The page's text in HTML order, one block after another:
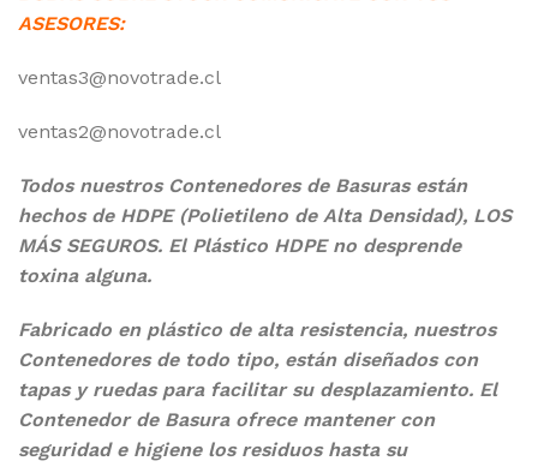
ASESORES:
ventas3@novotrade.cl
ventas2@novotrade.cl
Todos nuestros Contenedores de Basuras están
hechos de HDPE (Polietileno de Alta Densidad), LOS
MÁS SEGUROS. El Plástico HDPE no desprende
toxina alguna.
Fabricado en plástico de alta resistencia, nuestros
Contenedores de todo tipo, están diseñadoscon
tapas y ruedas para facilitar su desplazamiento. El
Contenedor de Basura ofrece mantener con
seguridad e higiene los residuos hasta su